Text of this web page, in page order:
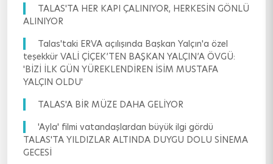
TALAS'TA HER KAPI ÇALINIYOR, HERKESİN GÖNLÜ
ALINIYOR
Talas'taki ERVA açılışında Başkan Yalçın'a özel
teşekkür VALİ ÇİÇEK’TEN BAŞKAN YALÇIN’A ÖVGÜ:
'BİZİ İLK GÜN YÜREKLENDİREN İSİM MUSTAFA
YALÇIN OLDU'
TALAS'A BİR MÜZE DAHA GELİYOR
'Ayla' filmi vatandaşlardan büyük ilgi gördü
TALAS'TA YILDIZLAR ALTINDA DUYGU DOLU SİNEMA
GECESİ